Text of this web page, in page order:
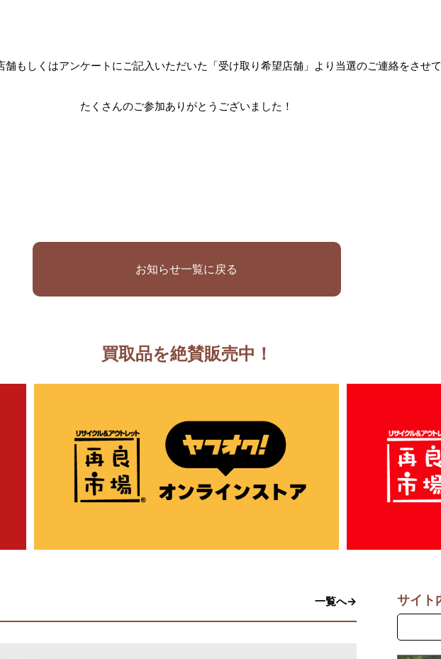
もしくはアンケートにご記入いただいた「受け取り希望店舗」より当選のご連絡をさせて
たくさんのご参加ありがとうございました！
お知らせ一覧に戻る
買取品を絶賛販売中！
一覧へ→ サイト